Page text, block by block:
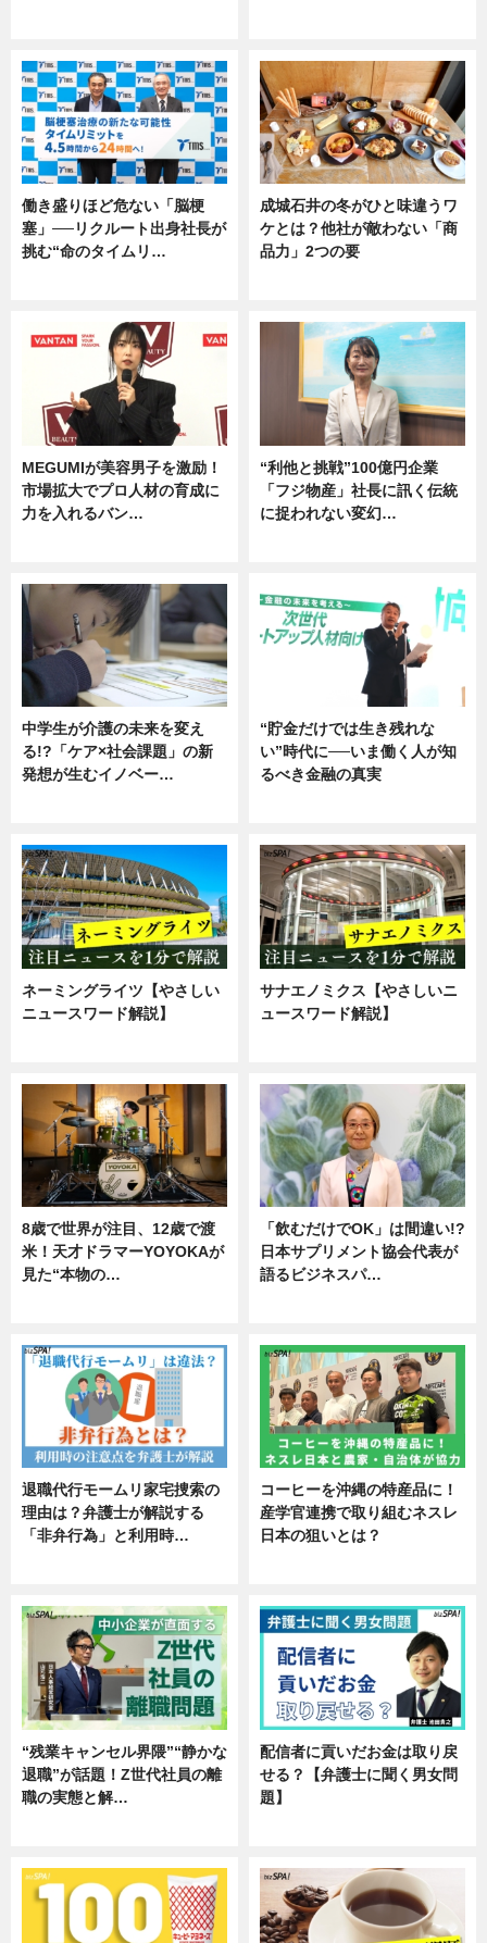
働き盛りほど危ない「脳梗
塞」──リクルート出身社長が
挑む“命のタイムリ…
成城石井の冬がひと味違うワ
ケとは？他社が敵わない「商
品力」2つの要
MEGUMIが美容男子を激励！
市場拡大でプロ人材の育成に
力を入れるバン…
“利他と挑戦”100億円企業
「フジ物産」社長に訊く伝統
に捉われない変幻…
中学生が介護の未来を変え
る!?「ケア×社会課題」の新
発想が生むイノベー…
“貯金だけでは生き残れな
い”時代に──いま働く人が知
るべき金融の真実
ネーミングライツ【やさしい
ニュースワード解説】
サナエノミクス【やさしいニ
ュースワード解説】
8歳で世界が注目、12歳で渡
米！天才ドラマーYOYOKAが
見た“本物の…
「飲むだけでOK」は間違い!?
日本サプリメント協会代表が
語るビジネスパ…
退職代行モームリ家宅捜索の
理由は？弁護士が解説する
「非弁行為」と利用時…
コーヒーを沖縄の特産品に！
産学官連携で取り組むネスレ
日本の狙いとは？
“残業キャンセル界隈”“静かな
退職”が話題！Z世代社員の離
職の実態と解…
配信者に貢いだお金は取り戻
せる？【弁護士に聞く男女問
題】